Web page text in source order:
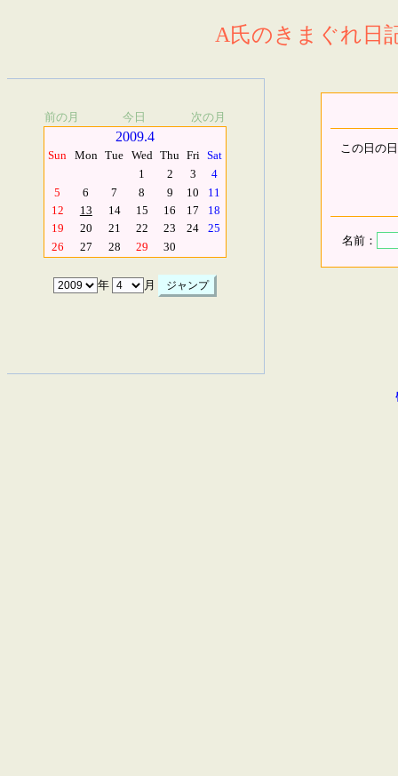
A氏のきまぐれ日
前の月 今日 次の月
2009.4
Sun Mon Tue Wed Thu Fri Sat
1
2 3
4
5
6 7 8 9 10
11
12
13 14 15 16 17
18
19
20 21 22 23 24
25
26
27 28 29 30
年 月
この日の
名前：